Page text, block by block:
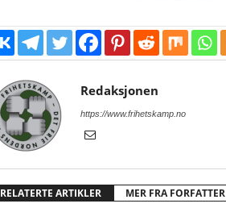
Redaksjonen
https://www.frihetskamp.no
RELATERTE ARTIKLER MER FRA FORFATTER